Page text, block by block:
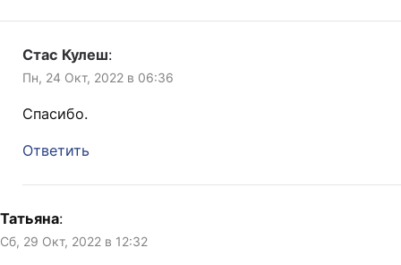
Стас Кулеш:
Пн, 24 Окт, 2022 в 06:36
Спасибо.
Ответить
Татьяна:
Сб, 29 Окт, 2022 в 12:32